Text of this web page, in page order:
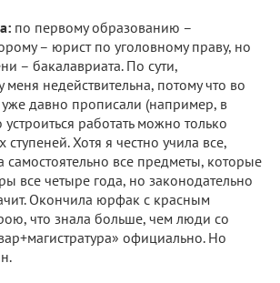
по первому образованию –
– юрист по уголовному праву, но
– бакалавриата. По сути,
недействительна, потому что во
уже давно прописали (например, в
устроиться работать можно только
ступеней. Хотя я честно учила все,
все предметы, которые
все четыре года, но законодательно
Окончила юрфак с красным
что знала больше, чем люди со
официально. Но